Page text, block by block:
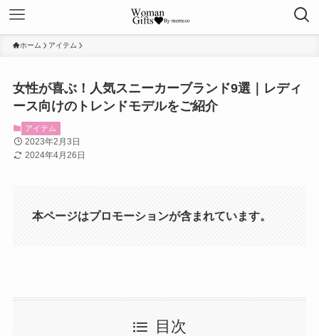
ホーム アイテム
女性が喜ぶ！人気スニーカーブランド9選｜レディ
ース向けのトレンドモデルをご紹介
アイテム
2023年2月3日
2024年4月26日
本ページはプロモーションが含まれています。
目次